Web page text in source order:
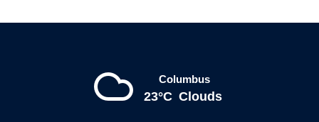
Columbus
23°C Clouds